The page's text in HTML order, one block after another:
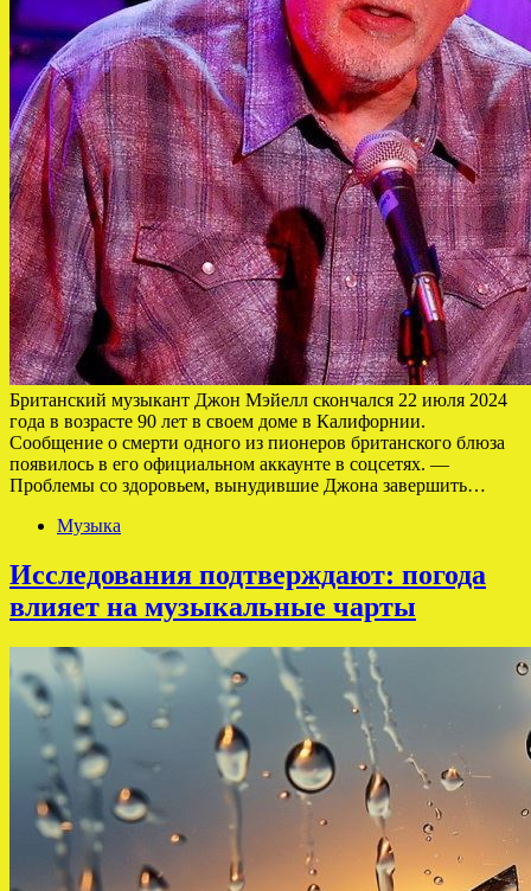
Британский музыкант Джон Мэйелл скончался 22 июля 2024
года в возрасте 90 лет в своем доме в Калифорнии.
Сообщение о смерти одного из пионеров британского блюза
появилось в его официальном аккаунте в соцсетях. —
Проблемы со здоровьем, вынудившие Джона завершить…
Музыка
Исследования подтверждают: погода
влияет на музыкальные чарты